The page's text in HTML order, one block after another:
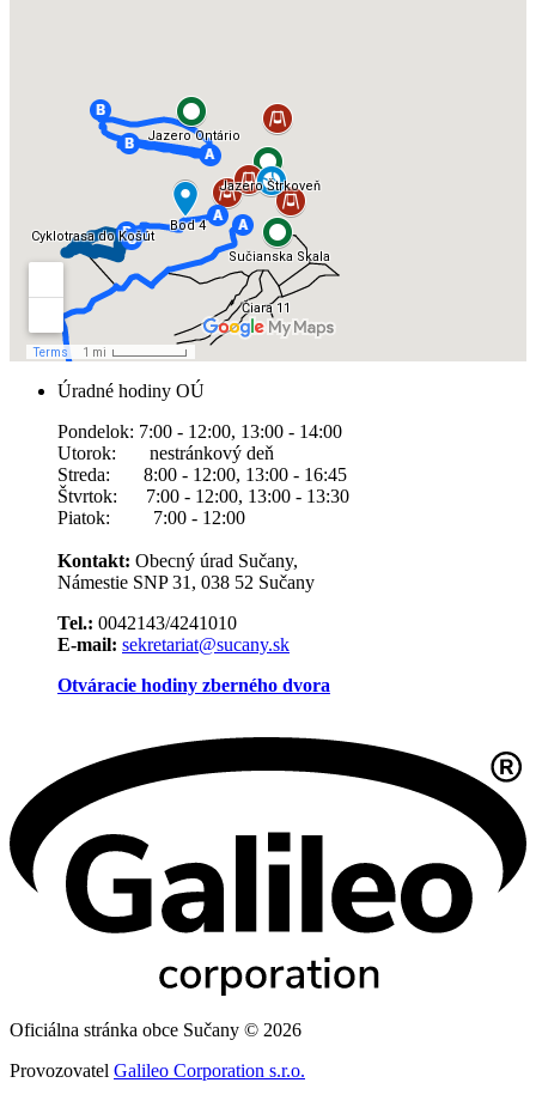
Úradné hodiny OÚ
Pondelok: 7:00 - 12:00, 13:00 - 14:00
Utorok: nestránkový deň
Streda: 8:00 - 12:00, 13:00 - 16:45
Štvrtok: 7:00 - 12:00, 13:00 - 13:30
Piatok: 7:00 - 12:00
Kontakt: Obecný úrad Sučany,
Námestie SNP 31, 038 52 Sučany
Tel.: 0042143/4241010
E-mail: sekretariat@sucany.sk
Otváracie hodiny zberného dvora
Oficiálna stránka obce Sučany © 2026
Provozovatel Galileo Corporation s.r.o.